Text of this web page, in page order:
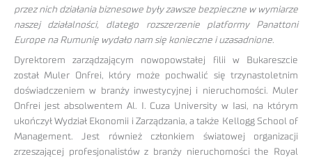
przez nich działania biznesowe były zawsze bezpieczne w wymiarze
naszej działalności, dlatego rozszerzenie platformy Panattoni
Europe na Rumunię wydało nam się konieczne i uzasadnione.
Dyrektorem zarządzającym nowopowstałej filii w Bukareszcie
został Muler Onfrei, który może pochwalić się trzynastoletnim
doświadczeniem w branży inwestycyjnej i nieruchomości. Muler
Onfrei jest absolwentem Al. I. Cuza University w Iasi, na którym
ukończył Wydział Ekonomii i Zarządzania, a także Kellogg School of
Management. Jest również członkiem światowej organizacji
zrzeszającej profesjonalistów z branży nieruchomości the Royal